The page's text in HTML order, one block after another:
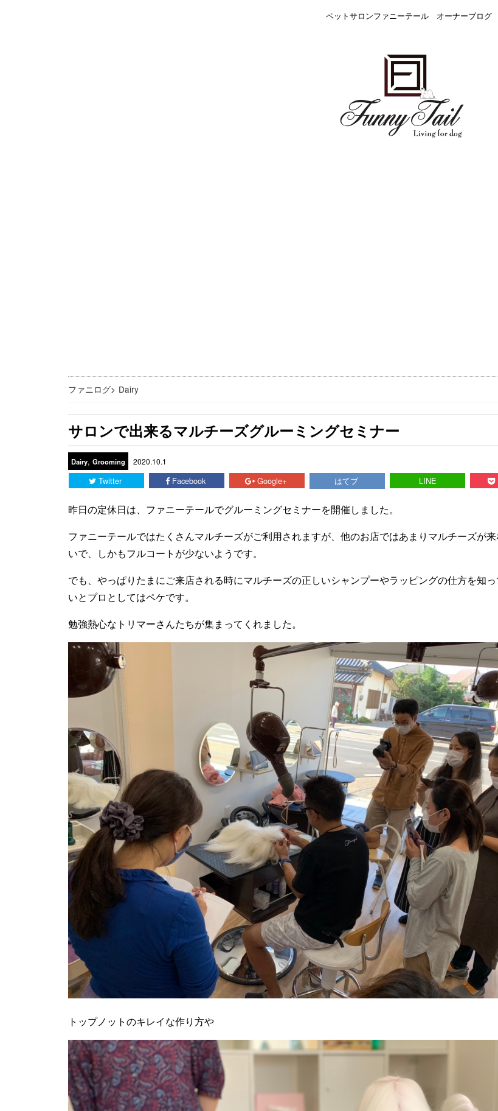
ペットサロンファニーテール オーナーブログ
ファニログ> Dairy
サロンで出来るマルチーズグルーミングセミナー
Dairy, Grooming 2020.10.1
Twitter Facebook Google+ はてブ LINE
昨日の定休日は、ファニーテールでグルーミングセミナーを開催しました。
ファニーテールではたくさんマルチーズがご利用されますが、他のお店ではあまりマルチーズが
いで、しかもフルコートが少ないようです。
でも、やっぱりたまにご来店される時にマルチーズの正しいシャンプーやラッピングの仕方を知
いとプロとしてはペケです。
勉強熱心なトリマーさんたちが集まってくれました。
トップノットのキレイな作り方や